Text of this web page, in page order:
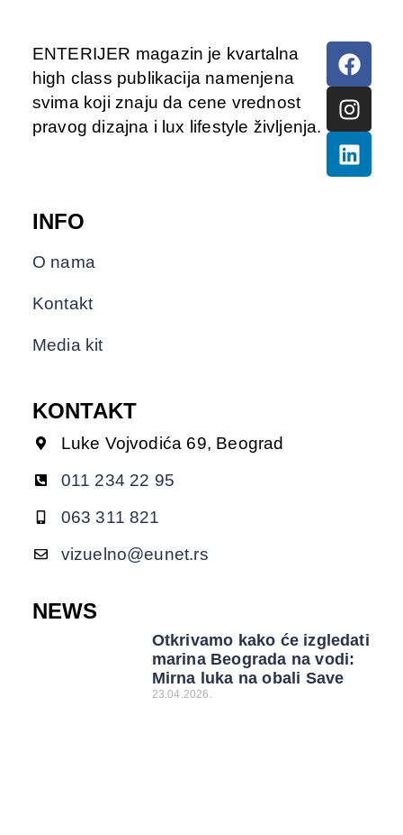
ENTERIJER magazin je kvartalna
high class publikacija namenjena
svima koji znaju da cene vrednost
pravog dizajna i lux lifestyle življenja.
INFO
O nama
Kontakt
Media kit
KONTAKT
Luke Vojvodića 69, Beograd
011 234 22 95
063 311 821
vizuelno@eunet.rs
NEWS
Otkrivamo kako će izgledati
marina Beograda na vodi:
Mirna luka na obali Save
23.04.2026.